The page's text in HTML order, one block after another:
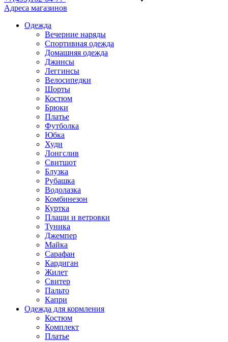
Адреса магазинов
Одежда
Вечерние наряды
Спортивная одежда
Домашняя одежда
Джинсы
Леггинсы
Велосипедки
Шорты
Костюм
Брюки
Платье
Футболка
Юбка
Худи
Лонгслив
Свитшот
Блузка
Рубашка
Водолазка
Комбинезон
Куртка
Плащи и ветровки
Туника
Джемпер
Майка
Сарафан
Кардиган
Жилет
Свитер
Пальто
Капри
Одежда для кормления
Костюм
Комплект
Платье